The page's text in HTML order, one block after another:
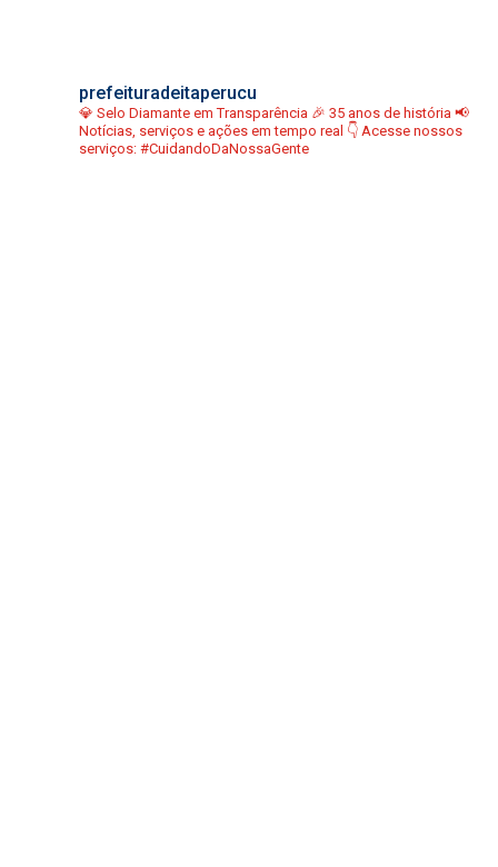
prefeituradeitaperucu
💎 Selo Diamante em Transparência 🎉 35 anos de história 📢
Notícias, serviços e ações em tempo real 👇 Acesse nossos
serviços: #CuidandoDaNossaGente